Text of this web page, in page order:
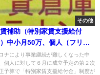
その他
補助（特別家賃支援給付
中小月50万、個人（フリー
ス）月25万円貰える？
ナにより事業継続が難しくなった中
個人に対して６月に成立予定の第２次
予算で「特別家賃支援給付金」制度が